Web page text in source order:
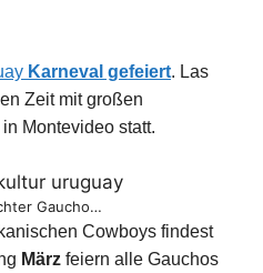
Karneval gefeiert. Las
Zeit mit großen
Montevideo statt.
Gaucho…
Cowboys findest
März feiern alle Gauchos